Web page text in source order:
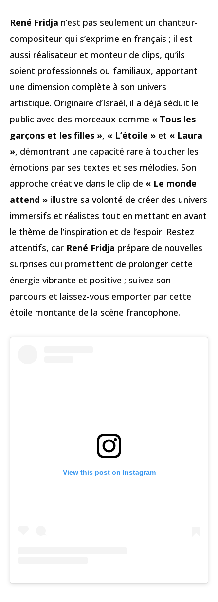
René Fridja n’est pas seulement un chanteur-
compositeur qui s’exprime en français ; il est
aussi réalisateur et monteur de clips, qu’ils
soient professionnels ou familiaux, apportant
une dimension complète à son univers
artistique. Originaire d’Israël, il a déjà séduit le
public avec des morceaux comme « Tous les
garçons et les filles », « L’étoile » et « Laura
», démontrant une capacité rare à toucher les
émotions par ses textes et ses mélodies. Son
approche créative dans le clip de « Le monde
attend » illustre sa volonté de créer des univers
immersifs et réalistes tout en mettant en avant
le thème de l’inspiration et de l’espoir. Restez
attentifs, car René Fridja prépare de nouvelles
surprises qui promettent de prolonger cette
énergie vibrante et positive ; suivez son
parcours et laissez-vous emporter par cette
étoile montante de la scène francophone.
View this post on Instagram